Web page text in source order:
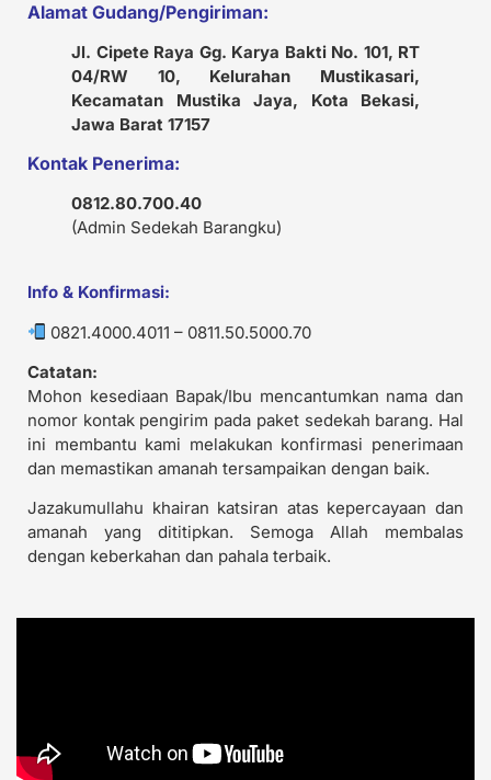
Alamat Gudang/Pengiriman:
Jl. Cipete Raya Gg. Karya Bakti No. 101, RT
04/RW 10, Kelurahan Mustikasari,
Kecamatan Mustika Jaya, Kota Bekasi,
Jawa Barat 17157
Kontak Penerima:
0812.80.700.40
(Admin Sedekah Barangku)
Info & Konfirmasi:
0821.4000.4011 – 0811.50.5000.70
Catatan:
Mohon kesediaan Bapak/Ibu mencantumkan nama dan
nomor kontak pengirim pada paket sedekah barang. Hal
ini membantu kami melakukan konfirmasi penerimaan
dan memastikan amanah tersampaikan dengan baik.
Jazakumullahu khairan katsiran atas kepercayaan dan
amanah yang dititipkan. Semoga Allah membalas
dengan keberkahan dan pahala terbaik.